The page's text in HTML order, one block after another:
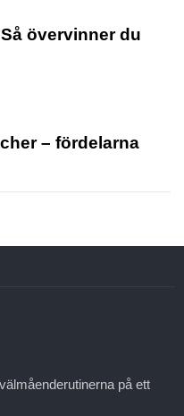
övervinner du
– fördelarna
på ett